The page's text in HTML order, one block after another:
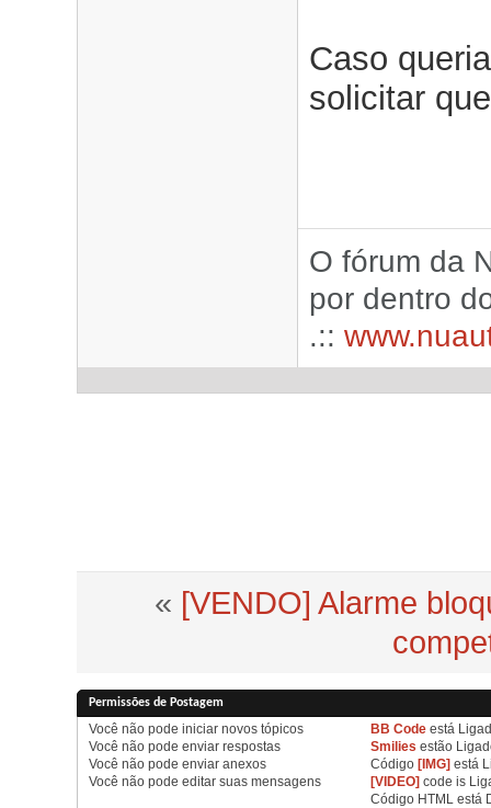
Caso
solicitar
O fórum da
por dentro
.::
« [VENDO] Alarme
Permissões de Postagem
Você não pode iniciar novos tópicos
Você não pode enviar respostas
Você não pode enviar anexos
Você não pode editar suas mensagens
BB Codeestá
Smilies estão
Código [IMG] está
[VIDEO] code is
Código HTML está